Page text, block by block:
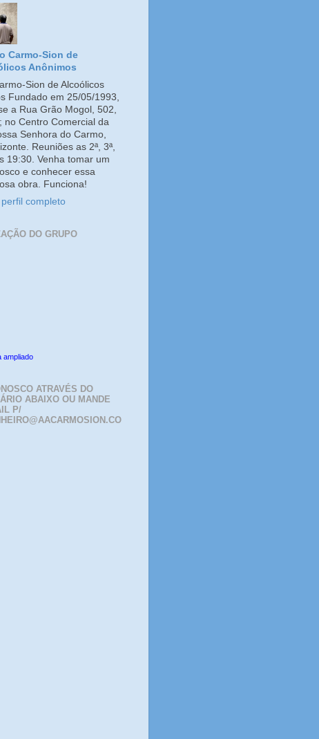
Carmo-Sion de
Anônimos
Sion de Alcoólicos
Fundado em 25/05/1993,
a Rua Grão Mogol, 502,
no Centro Comercial da
Senhora do Carmo,
Reuniões as 2ª, 3ª,
19:30. Venha tomar um
e conhecer essa
obra. Funciona!
completo
DO GRUPO
ampliado
ATRAVÉS DO
ABAIXO OU MANDE
P/